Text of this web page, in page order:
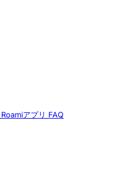
Roamiアプリ FAQ